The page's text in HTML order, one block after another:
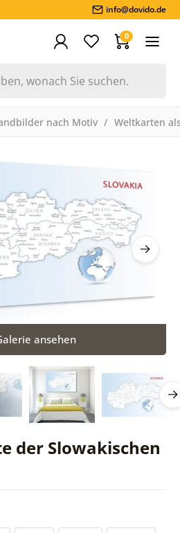
info@dovido.de
0
nach Motiv Weltkarten
der Slowakischen
ansehen